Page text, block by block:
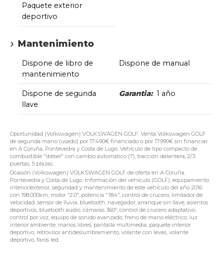
Paquete exterior
deportivo
Mantenimiento
Dispone de libro de
mantenimiento
Dispone de manual
Dispone de segunda
llave
Garantia: 1 año
Oportunidad (Volkswagen) VOLKSWAGEN GOLF. Venta Volkswagen GOLF
de segunda mano (usado) por 17.490€ financiado o por 17.990€ sin financiar
en A Coruña, Pontevedra y Costa de Lugo. Vehículo de tipo compacto de
combustible "diésel" con cambio automático (7), tracción delantera, 2/3
puertas, 5 plazas.
Ocasión (Volkswagen) VOLKSWAGEN GOLF de oferta en A Coruña,
Pontevedra y Costa de Lugo. Información del vehículo (GOLF), equipamiento
interior/exterior, seguridad y mantenimiento de este vehículo del año 2016
con 198.000km, motor "2.0", potencia "184", control de crucero, limitador de
velocidad, sensor de lluvia, bluetooth, navegador, arranque sin llave, asientos
deportivos, bluetooth audio, cámaras 360º, control de crucero adaptativo,
control por voz, equipo de sonido avanzado, freno de mano eléctrico, luz
interior ambiente, manos libres, pantalla multimedia, paquete interior
deportivo, retrovisor antideslumbramiento, volante con levas, volante
deportivo, faros led.